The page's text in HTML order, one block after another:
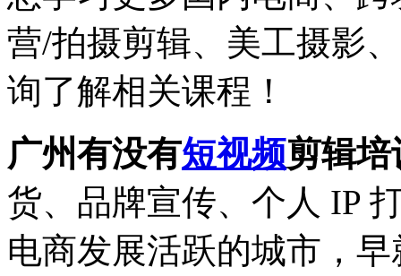
营/拍摄剪辑、美工摄影
询了解相关课程！
广州有没有短视频剪辑培
货、品牌宣传、个人 IP
电商发展活跃的城市，